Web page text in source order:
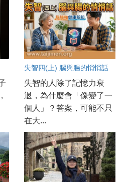
失智四(上) 腦與腸的悄悄話
失智的人除了記憶力衰
退，為什麼會「像變了一
個人」？答案，可能不只
在大...